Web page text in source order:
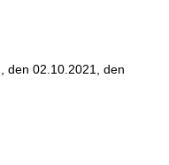
den 02.10.2021, den